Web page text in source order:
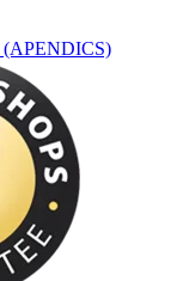
(APENDICS)